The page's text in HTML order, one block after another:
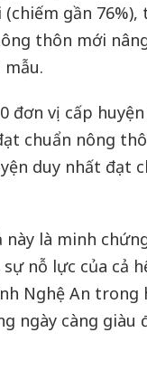
gần 76%),
thôn mới
đơn vị cấp
chuẩn nông
duy nhất đạt
này là minh
nỗ lực của cả
Nghệ An trong
ngày càng giàu